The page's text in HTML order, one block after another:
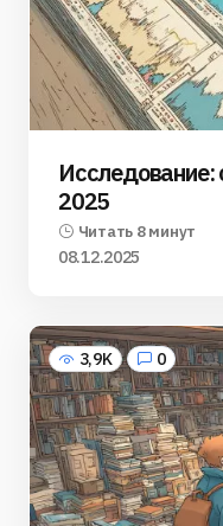
Исследование:
2025
Читать 8 минут
08.12.2025
3,9K 0